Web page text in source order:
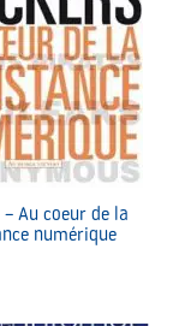
– Au coeur de la
numérique